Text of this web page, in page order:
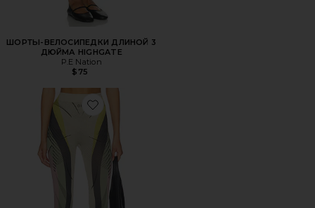
ШОРТЫ-ВЕЛОСИПЕДКИ ДЛИНОЙ 3
ДЮЙМА HIGHGATE
P.E Nation
$75
Favorite БРЮКИ SEAMLESS COLOR BLOCK CAPRI